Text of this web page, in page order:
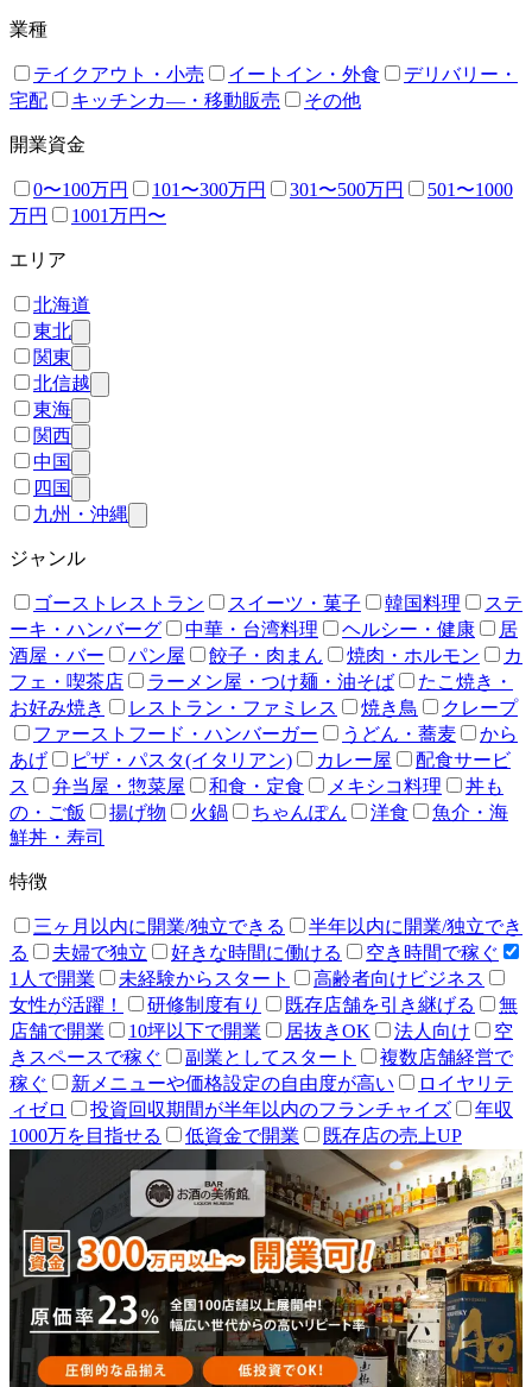
業種
テイクアウト・小売 イートイン・外食
デリバリー・
宅配
キッチンカ―・移動販売 その他
開業資金
0〜100万円 101〜300万円 301〜500万円
501〜1000
万円
1001万円〜
エリア
北海道
東北
関東
北信越
東海
関西
中国
四国
九州・沖縄
ジャンル
ゴーストレストラン スイーツ・菓子 韓国料理
ステ
ーキ・ハンバーグ
中華・台湾料理 ヘルシー・健康
居
酒屋・バー
パン屋 餃子・肉まん 焼肉・ホルモン
カ
フェ・喫茶店
ラーメン屋・つけ麺・油そば
たこ焼き・
お好み焼き
レストラン・ファミレス 焼き鳥
クレープ
ファーストフード・ハンバーガー
うどん・蕎麦
から
あげ
ピザ・パスタ(イタリアン) カレー屋
配食サービ
ス
弁当屋・惣菜屋 和食・定食 メキシコ料理
丼も
の・ご飯
揚げ物 火鍋 ちゃんぽん 洋食
魚介・海
鮮丼・寿司
特徴
三ヶ月以内に開業/独立できる
半年以内に開業/独立でき
る
夫婦で独立 好きな時間に働ける
空き時間で稼ぐ
1人で開業
未経験からスタート
高齢者向けビジネス
女性が活躍！
研修制度有り 既存店舗を引き継げる
無
店舗で開業
10坪以下で開業 居抜きOK 法人向け
空
きスペースで稼ぐ
副業としてスタート
複数店舗経営で
稼ぐ
新メニューや価格設定の自由度が高い
ロイヤリテ
ィゼロ
投資回収期間が半年以内のフランチャイズ
年収
1000万を目指せる
低資金で開業 既存店の売上UP